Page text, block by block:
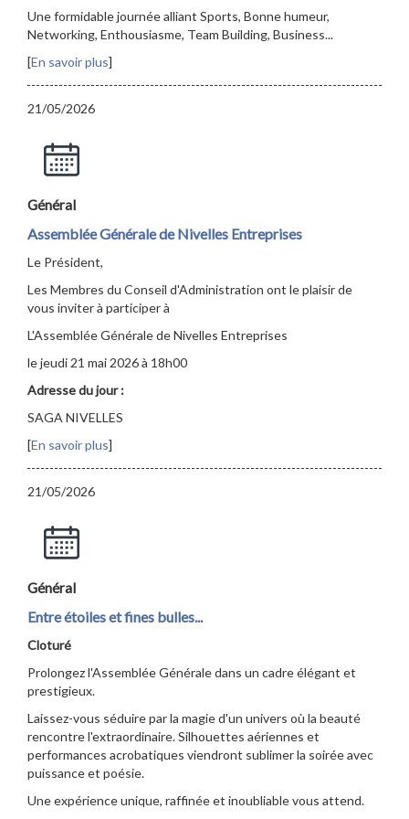
Une formidable journée alliant Sports, Bonne humeur,
Networking, Enthousiasme, Team Building, Business...
[En savoir plus]
21/05/2026
Général
Assemblée Générale de Nivelles Entreprises
Le Président,
Les Membres du Conseil d'Administration ont le plaisir de
vous inviter à participer à
L'Assemblée Générale de Nivelles Entreprises
le jeudi 21 mai 2026 à 18h00
Adresse du jour :
SAGA NIVELLES
[En savoir plus]
21/05/2026
Général
Entre étoiles et fines bulles...
Cloturé
Prolongez l'Assemblée Générale dans un cadre élégant et
prestigieux.
Laissez-vous séduire par la magie d'un univers où la beauté
rencontre l'extraordinaire. Silhouettes aériennes et
performances acrobatiques viendront sublimer la soirée avec
puissance et poésie.
Une expérience unique, raffinée et inoubliable vous attend.